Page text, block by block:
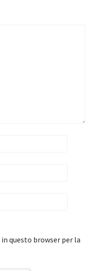
questo browser per la